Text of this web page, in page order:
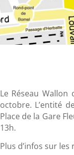
Le Réseau
octobre. L’entité
Place de la Gare
13h.
Plus d’infos sur